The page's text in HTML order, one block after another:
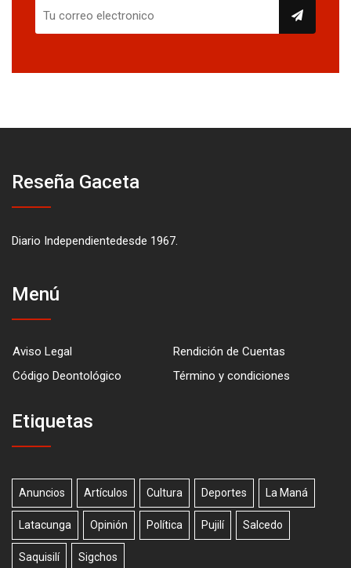
Reseña Gaceta
Diario Independientedesde 1967.
Menú
Aviso Legal
Rendición de Cuentas
Código Deontológico
Término y condiciones
Etiquetas
Anuncios Artículos Cultura Deportes La Maná
Latacunga Opinión Política Pujilí Salcedo
Saquisilí Sigchos